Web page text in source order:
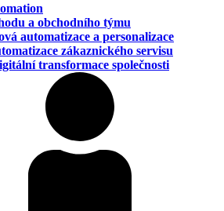
a obchodního týmu
automatizace a personalizace
zákaznického servisu
transformace společnosti